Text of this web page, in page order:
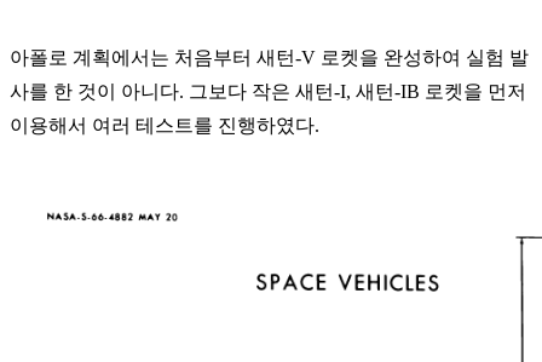
아폴로 계획에서는 처음부터 새턴-V 로켓을 완성하여 실험 발
사를 한 것이 아니다. 그보다 작은 새턴-I, 새턴-IB 로켓을 먼저
이용해서 여러 테스트를 진행하였다.